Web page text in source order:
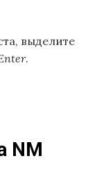
выделите
.
NM